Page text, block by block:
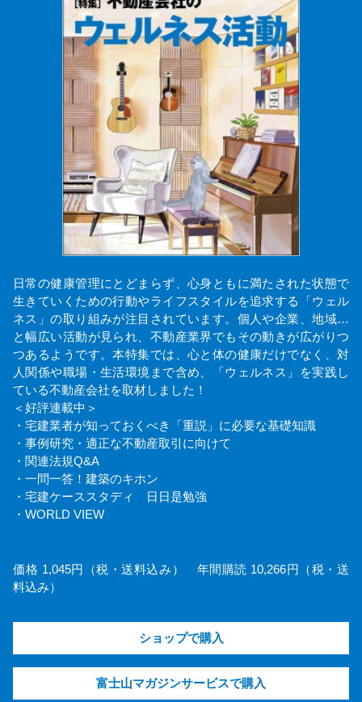
日常の健康管理にとどまらず、心身ともに満たされた状態で
生きていくための行動やライフスタイルを追求する「ウェル
ネス」の取り組みが注目されています。個人や企業、地域…
と幅広い活動が見られ、不動産業界でもその動きが広がりつ
つあるようです。本特集では、心と体の健康だけでなく、対
人関係や職場・生活環境まで含め、「ウェルネス」を実践し
ている不動産会社を取材しました！
＜好評連載中＞
・宅建業者が知っておくべき「重説」に必要な基礎知識
・事例研究・適正な不動産取引に向けて
・関連法規Q&A
・一問一答！建築のキホン
・宅建ケーススタディ 日日是勉強
・WORLD VIEW
価格 1,045円（税・送料込み） 年間購読 10,266円（税・送
料込み）
ショップで購入
富士山マガジンサービスで購入